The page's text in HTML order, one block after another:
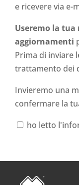
e ricevere via e-
Useremo la tua
aggiornamenti
Prima di inviare
trattamento dei
Invieremo una
confermare la
ho letto